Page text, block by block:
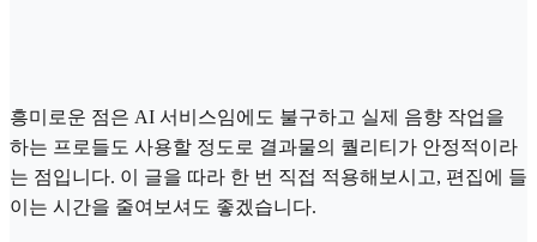
흥미로운 점은 AI 서비스임에도 불구하고 실제 음향 작업을
하는 프로들도 사용할 정도로 결과물의 퀄리티가 안정적이라
는 점입니다. 이 글을 따라 한 번 직접 적용해보시고, 편집에 들
이는 시간을 줄여보셔도 좋겠습니다.